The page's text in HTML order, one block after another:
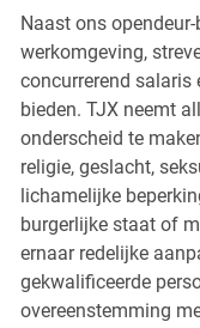
Naast ons
werkomgeving,
concurrerend salaris
bieden. TJX neemt
onderscheid te
religie, geslacht,
lichamelijke
burgerlijke staat of
ernaar redelijke
gekwalificeerde
overeenstemming